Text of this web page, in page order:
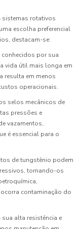
sistemas rotativos
escolha preferencial
destacam-se:
por sua
vida útil mais longa em
resulta em menos
operacionais.
selos mecânicos de
pressões e
vazamentos,
é essencial para o
de tungstênio podem
tornando-os
contaminação do
sua alta resistência e